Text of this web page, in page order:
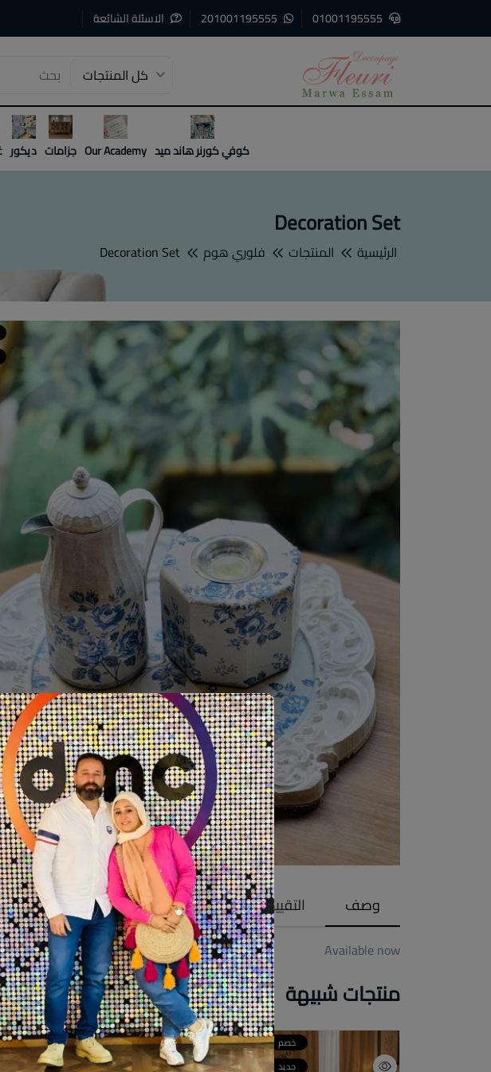
الاسئلة الشائعة
كل المنتجات
1
2
3
كوفي كورنر هاند ميد Our Academy جزامات ديكور
Decoration Set
الرئيسية المنتجات فلوري هوم Decoration Set
وصف التقييمات (0)
Available now
منتجات شبيهة
خصم
جديد
خصم
جديد